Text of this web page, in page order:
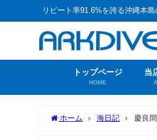
リピート率91.6%を誇る沖縄本
トップページ
HOME
当
ホーム 海日記 慶良